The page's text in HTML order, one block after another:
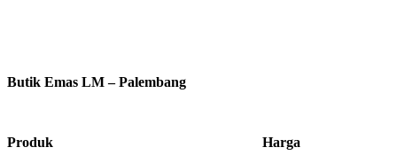
Butik Emas LM – Palembang
Produk Harga